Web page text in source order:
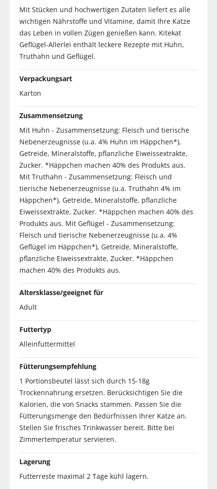
Mit Stücken und hochwertigen Zutaten liefert es alle
wichtigen Nährstoffe und Vitamine, damit Ihre Katze
das Leben in vollen Zügen genießen kann. Kitekat
Geflügel-Allerlei enthält leckere Rezepte mit Huhn,
Truthahn und Geflügel.
Verpackungsart
Karton
Zusammensetzung
Mit Huhn - Zusammensetzung: Fleisch und tierische
Nebenerzeugnisse (u.a. 4% Huhn im Häppchen*),
Getreide, Mineralstoffe, pflanzliche Eiweissextrakte,
Zucker. *Häppchen machen 40% des Produkts aus.
Mit Truthahn - Zusammensetzung: Fleisch und
tierische Nebenerzeugnisse (u.a. Truthahn 4% im
Häppchen*), Getreide, Mineralstoffe, pflanzliche
Eiweissextrakte, Zucker. *Häppchen machen 40% des
Produkts aus. Mit Geflügel - Zusammensetzung:
Fleisch und tierische Nebenerzeugnisse (u.a. 4%
Geflügel im Häppchen*), Getreide, Mineralstoffe,
pflanzliche Eiweissextrakte, Zucker. *Häppchen
machen 40% des Produkts aus.
Altersklasse/geeignet für
Adult
Futtertyp
Alleinfuttermittel
Fütterungsempfehlung
1 Portionsbeutel lässt sich durch 15-18g
Trockennahrung ersetzen. Berücksichtigen Sie die
Kalorien, die von Snacks stammen. Passen Sie die
Fütterungsmenge den Bedürfnissen Ihrer Katze an.
Stellen Sie frisches Trinkwasser bereit. Bitte bei
Zimmertemperatur servieren.
Lagerung
Futterreste maximal 2 Tage kühl lagern.